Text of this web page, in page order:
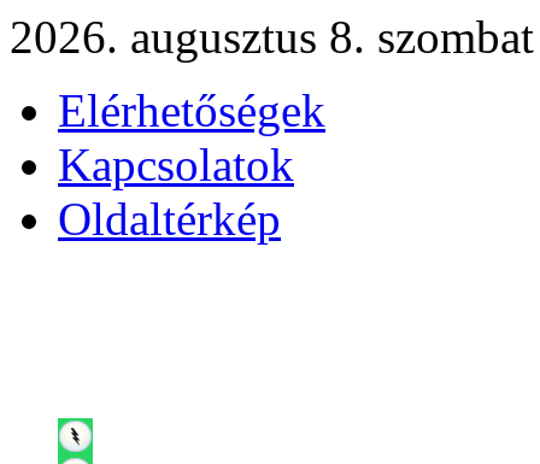
2026. augusztus 8. szombat
Elérhetőségek
Kapcsolatok
Oldaltérkép